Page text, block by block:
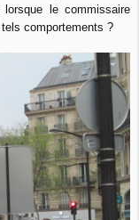
le commissaire
comportements ?